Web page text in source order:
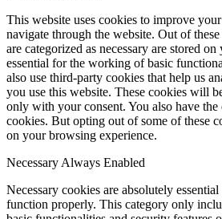
This website uses cookies to improve
navigate through the website. Out of
are categorized as necessary are stored
essential for the working of basic
also use third-party cookies that help us
you use this website. These cookies will
only with your consent. You also have
cookies. But opting out of some of these
on your browsing experience.
Necessary Always Enabled
Necessary cookies are absolutely
function properly. This category only